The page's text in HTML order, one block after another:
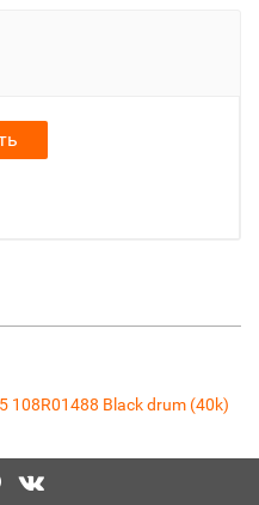
108R01488 Black drum (40k)